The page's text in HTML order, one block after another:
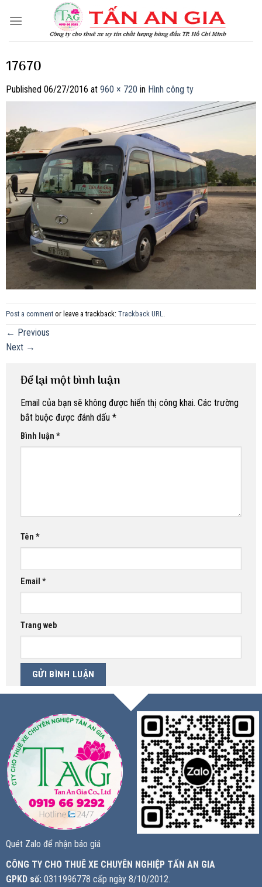
17670
Published 06/27/2016 at 960 × 720 in Hình công ty
Post a comment or leave a trackback: Trackback URL
← Previous
Next →
Để lại một bình luận
Email của bạn sẽ không được hiển thị công khai. Các trường
bắt buộc được đánh dấu *
Bình luận *
Tên *
Email *
Trang web
Quét Zalo để nhận báo giá
CÔNG TY CHO THUÊ XE CHUYÊN NGHIỆP TẤN AN GIA
GPKD số: 0311996778 cấp ngày 8/10/2012.